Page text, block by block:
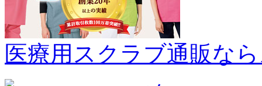
医療用スクラブ通販な